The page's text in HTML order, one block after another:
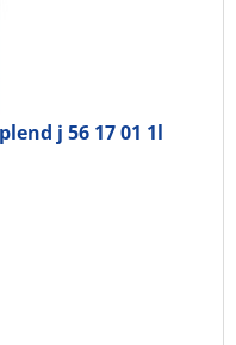
j 56 17 01 1l